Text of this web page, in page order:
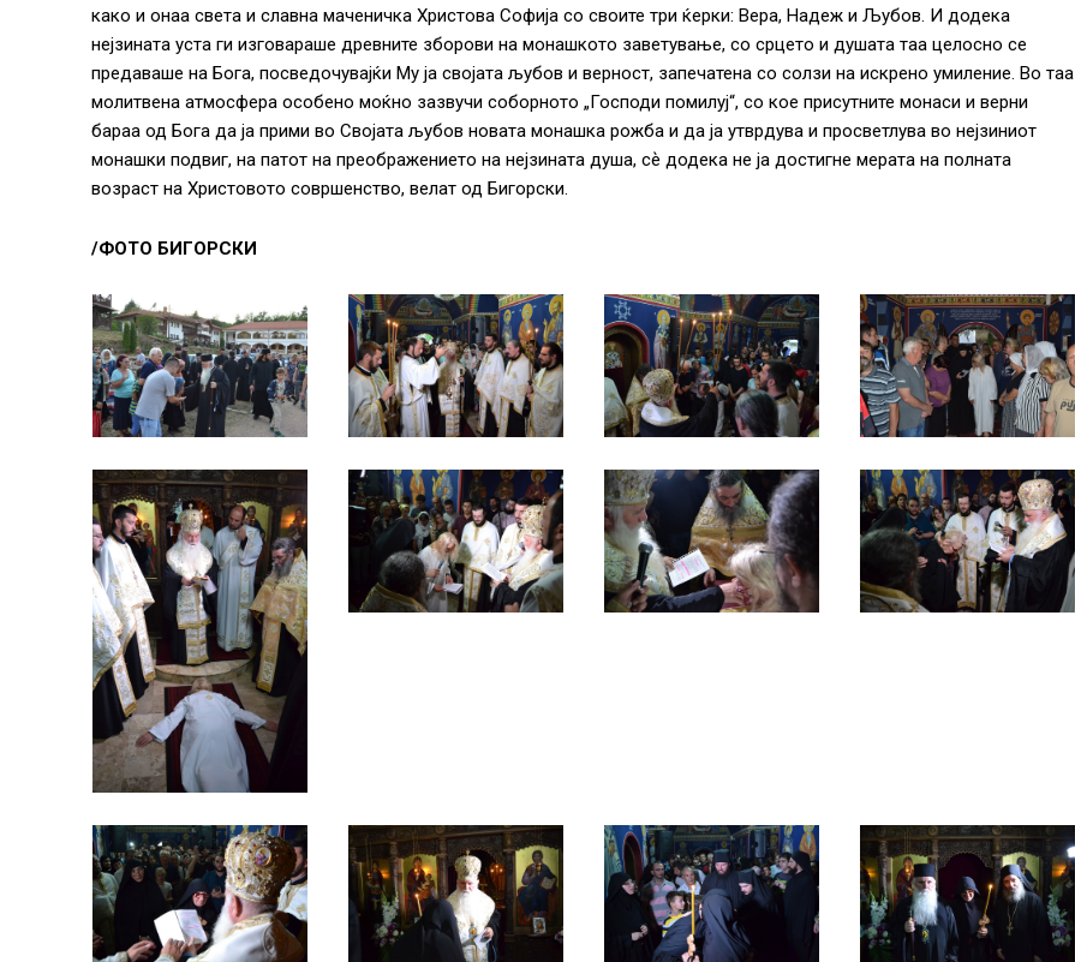
како и онаа света и славна маченичка Христова Софија со своите три ќерки: Вера, Надеж и Љубов. И додека
нејзината уста ги изговараше древните зборови на монашкото заветување, со срцето и душата таа целосно се
предаваше на Бога, посведочувајќи Му ја својата љубов и верност, запечатена со солзи на искрено умиление. Во таа
молитвена атмосфера особено моќно зазвучи соборното „Господи помилуј“, со кое присутните монаси и верни
бараа од Бога да ја прими во Својата љубов новата монашка рожба и да ја утврдува и просветлува во нејзиниот
монашки подвиг, на патот на преображението на нејзината душа, сѐ додека не ја достигне мерата на полната
возраст на Христовото совршенство, велат од Бигорски.
/ФОТО БИГОРСКИ